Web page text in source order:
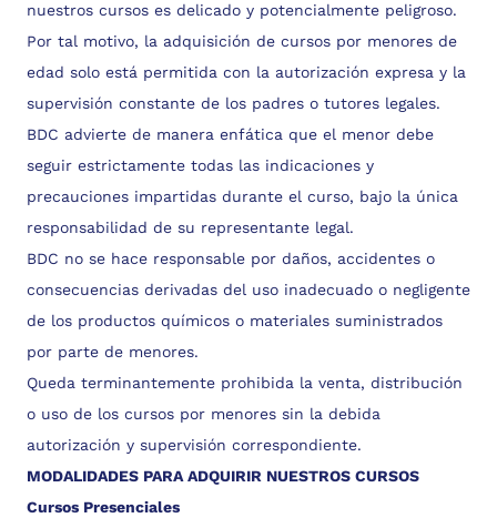
nuestros cursos es delicado y potencialmente peligroso.
Por tal motivo, la adquisición de cursos por menores de
edad solo está permitida con la autorización expresa y la
supervisión constante de los padres o tutores legales.
BDC advierte de manera enfática que el menor debe
seguir estrictamente todas las indicaciones y
precauciones impartidas durante el curso, bajo la única
responsabilidad de su representante legal.
BDC no se hace responsable por daños, accidentes o
consecuencias derivadas del uso inadecuado o negligente
de los productos químicos o materiales suministrados
por parte de menores.
Queda terminantemente prohibida la venta, distribución
o uso de los cursos por menores sin la debida
autorización y supervisión correspondiente.
MODALIDADES PARA ADQUIRIR NUESTROS CURSOS
Cursos Presenciales